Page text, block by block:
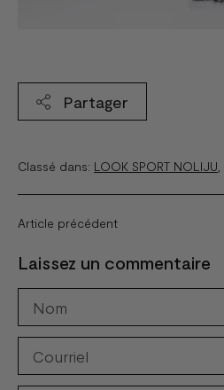
Partager
Classé dans: LOOK SPORT NOLIJU
Article précédent
Laissez un commentaire